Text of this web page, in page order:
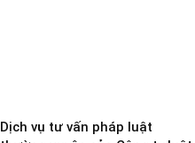
Dịch vụ tư vấn pháp luật